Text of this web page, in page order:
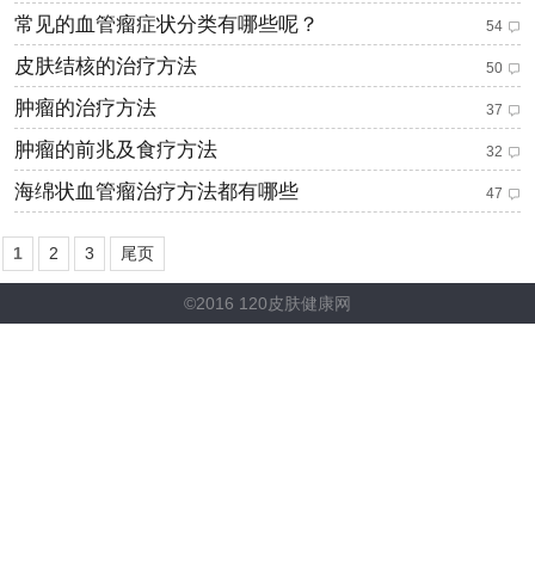
常见的血管瘤症状分类有哪些呢？ 54
皮肤结核的治疗方法 50
肿瘤的治疗方法 37
肿瘤的前兆及食疗方法 32
海绵状血管瘤治疗方法都有哪些 47
1 2 3 尾页
©2016 120皮肤健康网